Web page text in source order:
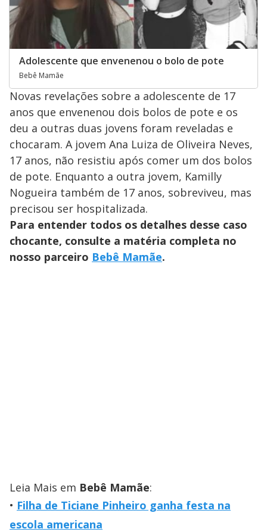
Adolescente que envenenou o bolo de pote
Bebê Mamãe
Novas revelações sobre a adolescente de 17
anos que envenenou dois bolos de pote e os
deu a outras duas jovens foram reveladas e
chocaram. A jovem Ana Luiza de Oliveira Neves,
17 anos, não resistiu após comer um dos bolos
de pote. Enquanto a outra jovem, Kamilly
Nogueira também de 17 anos, sobreviveu, mas
precisou ser hospitalizada.
Para entender todos os detalhes desse caso
chocante, consulte a matéria completa no
nosso parceiro Bebê Mamãe.
Leia Mais em Bebê Mamãe:
Filha de Ticiane Pinheiro ganha festa na
escola americana